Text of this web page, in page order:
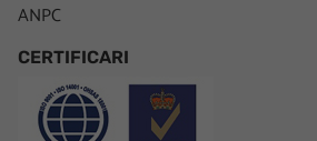
ANPC
CERTIFICARI